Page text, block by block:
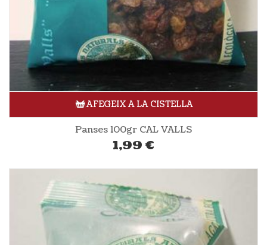
AFEGEIX A LA CISTELLA
Panses 100gr CAL VALLS
1,99 €